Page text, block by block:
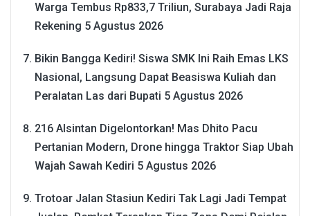
Warga Tembus Rp833,7 Triliun, Surabaya Jadi Raja
Rekening 5 Agustus 2026
Bikin Bangga Kediri! Siswa SMK Ini Raih Emas LKS
Nasional, Langsung Dapat Beasiswa Kuliah dan
Peralatan Las dari Bupati 5 Agustus 2026
216 Alsintan Digelontorkan! Mas Dhito Pacu
Pertanian Modern, Drone hingga Traktor Siap Ubah
Wajah Sawah Kediri 5 Agustus 2026
Trotoar Jalan Stasiun Kediri Tak Lagi Jadi Tempat